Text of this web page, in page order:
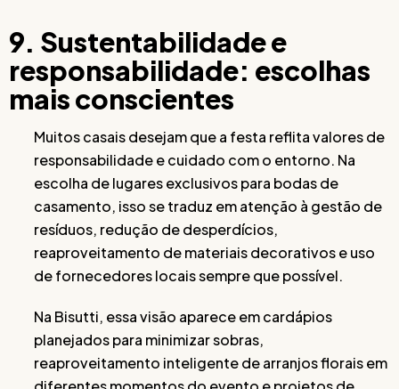
9. Sustentabilidade e
responsabilidade: escolhas
mais conscientes
Muitos casais desejam que a festa reflita valores de
responsabilidade e cuidado com o entorno. Na
escolha de lugares exclusivos para bodas de
casamento, isso se traduz em atenção à gestão de
resíduos, redução de desperdícios,
reaproveitamento de materiais decorativos e uso
de fornecedores locais sempre que possível.
Na Bisutti, essa visão aparece em cardápios
planejados para minimizar sobras,
reaproveitamento inteligente de arranjos florais em